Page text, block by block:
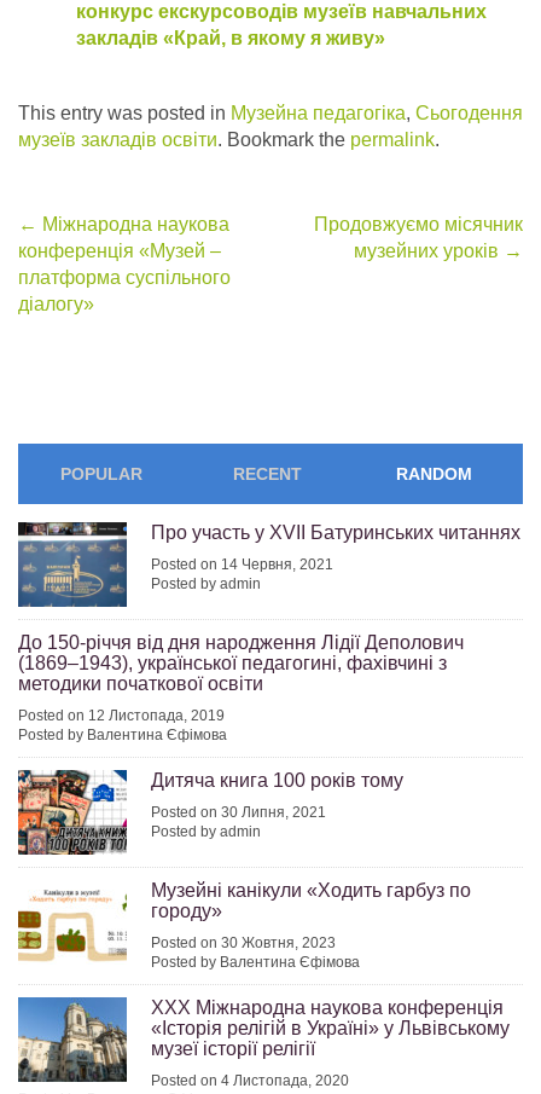
конкурс екскурсоводів музеїв навчальних
закладів «Край, в якому я живу»
This entry was posted in Музейна педагогіка, Сьогодення
музеїв закладів освіти. Bookmark the permalink.
Post
navigation
← Міжнародна наукова
конференція «Музей –
платформа суспільного
діалогу»
Продовжуємо місячник
музейних уроків →
POPULAR RECENT RANDOM
Про участь у ХVІІ Батуринських читаннях
Posted on 14 Червня, 2021
Posted by admin
До 150-річчя від дня народження Лідії Деполович
(1869–1943), української педагогині, фахівчині з
методики початкової освіти
Posted on 12 Листопада, 2019
Posted by Валентина Єфімова
Дитяча книга 100 років тому
Posted on 30 Липня, 2021
Posted by admin
Музейні канікули «Ходить гарбуз по
городу»
Posted on 30 Жовтня, 2023
Posted by Валентина Єфімова
XXX Міжнародна наукова конференція
«Історія релігій в Україні» у Львівському
музеї історії релігії
Posted on 4 Листопада, 2020